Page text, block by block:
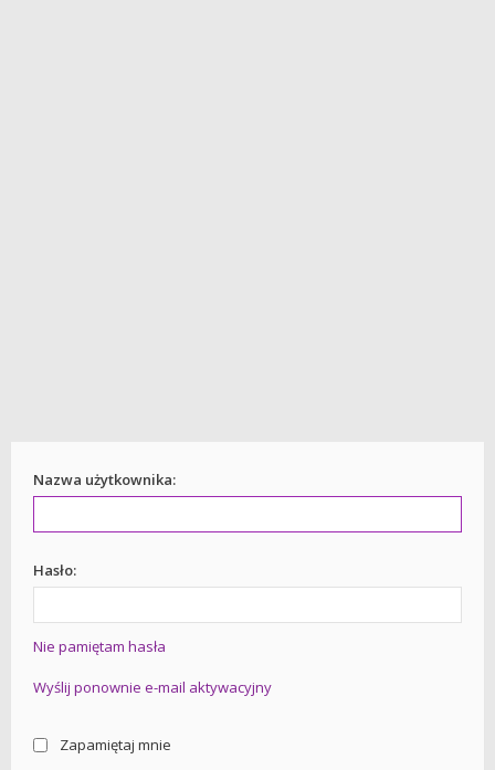
Nazwa użytkownika:
Hasło:
Nie pamiętam hasła
Wyślij ponownie e-mail aktywacyjny
Zapamiętaj mnie